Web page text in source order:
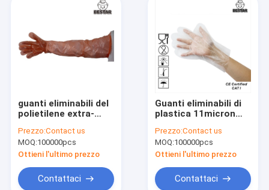
guanti eliminabili del
polietilene extra-
veterinario
Prezzo:Contact us
MOQ:100000pcs
Ottieni l'ultimo prezzo
Contattaci
Guanti eliminabili di
plastica 11micron
politene
impermeabile
dell'HDPE
Prezzo:Contact us
MOQ:100000pcs
Ottieni l'ultimo prezzo
Contattaci